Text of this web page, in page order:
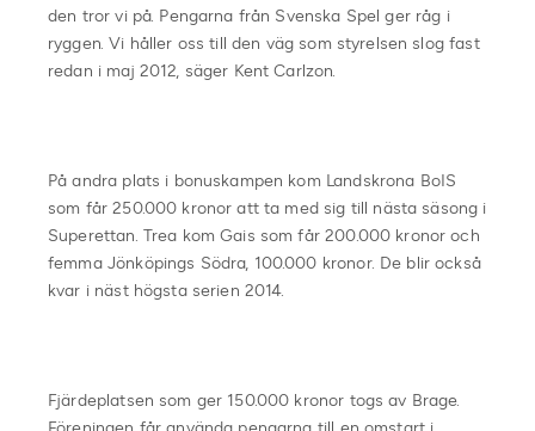
den tror vi på. Pengarna från Svenska Spel ger råg i
ryggen. Vi håller oss till den väg som styrelsen slog fast
redan i maj 2012, säger Kent Carlzon.
På andra plats i bonuskampen kom Landskrona BoIS
som får 250.000 kronor att ta med sig till nästa säsong i
Superettan. Trea kom Gais som får 200.000 kronor och
femma Jönköpings Södra, 100.000 kronor. De blir också
kvar i näst högsta serien 2014.
Fjärdeplatsen som ger 150.000 kronor togs av Brage.